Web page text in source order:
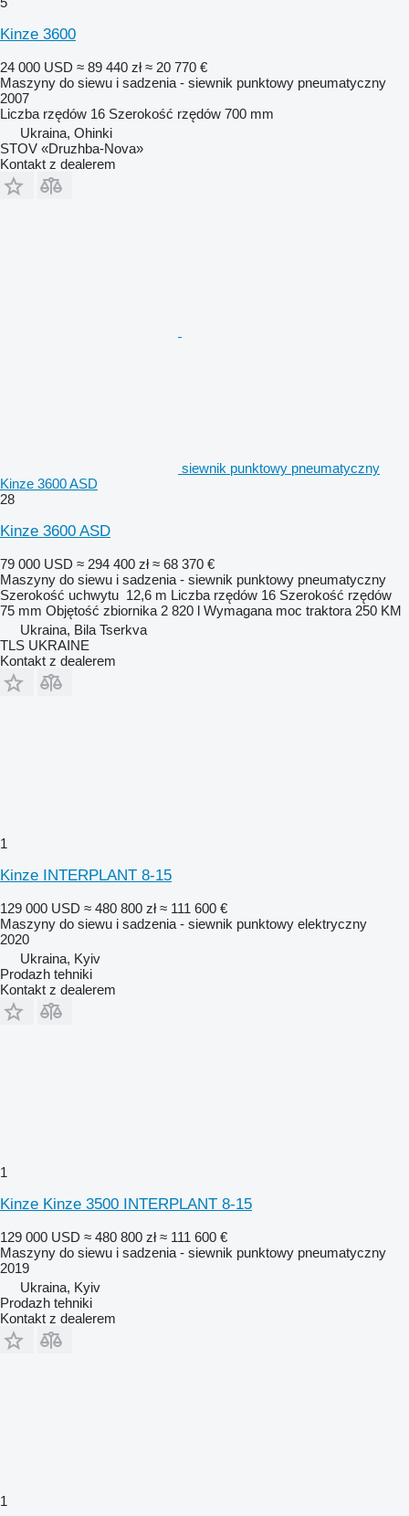
Kinze 3600
24 000 USD ≈ 89 440 zł ≈ 20 770 €
Maszyny do siewu i sadzenia - siewnik punktowy pneumatyczny
2007
Liczba rzędów 16 Szerokość rzędów 700 mm
Ukraina, Ohinki
STOV «Druzhba-Nova»
Kontakt z dealerem
siewnik punktowy pneumatyczny
Kinze 3600 ASD
28
Kinze 3600 ASD
79 000 USD ≈ 294 400 zł ≈ 68 370 €
Maszyny do siewu i sadzenia - siewnik punktowy pneumatyczny
Szerokość uchwytu 12,6 m Liczba rzędów 16 Szerokość rzędów
75 mm Objętość zbiornika 2 820 l Wymagana moc traktora 250 KM
Ukraina, Bila Tserkva
TLS UKRAINE
Kontakt z dealerem
1
Kinze INTERPLANT 8-15
129 000 USD ≈ 480 800 zł ≈ 111 600 €
Maszyny do siewu i sadzenia - siewnik punktowy elektryczny
2020
Ukraina, Kyiv
Prodazh tehniki
Kontakt z dealerem
1
Kinze Kinze 3500 INTERPLANT 8-15
129 000 USD ≈ 480 800 zł ≈ 111 600 €
Maszyny do siewu i sadzenia - siewnik punktowy pneumatyczny
2019
Ukraina, Kyiv
Prodazh tehniki
Kontakt z dealerem
1